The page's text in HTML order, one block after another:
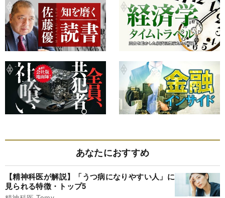
あなたにおすすめ
【精神科医が解説】「うつ病になりやすい人」に
見られる特徴・トップ5